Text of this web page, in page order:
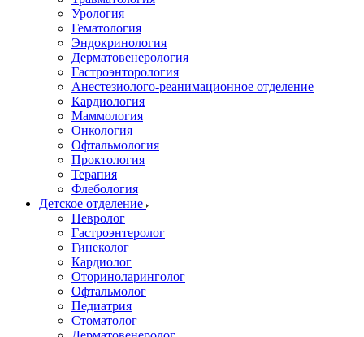
Урология
Гематология
Эндокринология
Дерматовенерология
Гастроэнторология
Анестезиолого-реанимационное отделение
Кардиология
Маммология
Онкология
Офтальмология
Проктология
Терапия
Флебология
Детское отделение
Невролог
Гастроэнтеролог
Гинеколог
Кардиолог
Оториноларинголог
Офтальмолог
Педиатрия
Стоматолог